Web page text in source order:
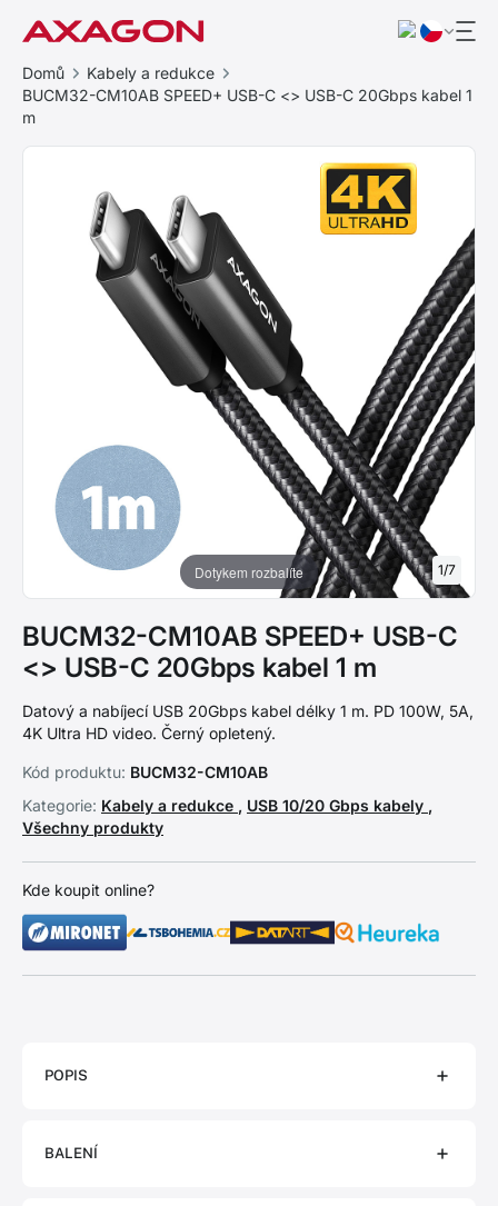
Domů
Kabely a redukce
BUCM32-CM10AB SPEED+ USB-C <> USB-C 20Gbps kabel 1
m
Dotykem rozbalíte 1/7
BUCM32-CM10AB SPEED+ USB-C
<> USB-C 20Gbps kabel 1 m
Datový a nabíjecí USB 20Gbps kabel délky 1 m. PD 100W, 5A,
4K Ultra HD video. Černý opletený.
Kód produktu: BUCM32-CM10AB
Kategorie: Kabely a redukce , USB 10/20 Gbps kabely ,
Všechny produkty
Kde koupit online?
POPIS
BALENÍ